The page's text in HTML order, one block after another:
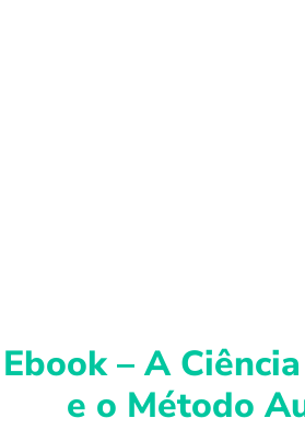
Ebook – A
e o Método